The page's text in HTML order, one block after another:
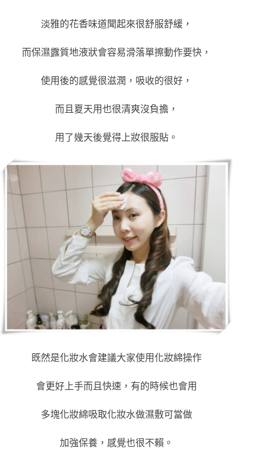
淡雅的花香味道聞起來很舒服舒緩，
而保濕露質地液狀會容易滑落單擦動作要快，
使用後的感覺很滋潤，吸收的很好，
而且夏天用也很清爽沒負擔，
用了幾天後覺得上妝很服貼。
既然是化妝水會建議大家使用化妝綿操作
會更好上手而且快速，有的時候也會用
多塊化妝綿吸取化妝水做濕敷可當做
加強保養，感覺也很不賴。